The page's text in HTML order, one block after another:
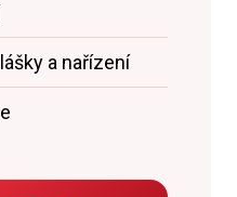
a nařízení